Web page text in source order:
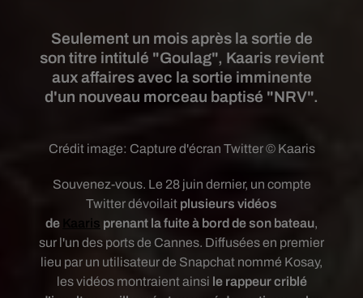
Seulement un mois après la sortie de
son titre intitulé "Goulag", Kaaris revient
aux affaires avec la sortie imminente
d'un nouveau morceau baptisé "NRV".
Crédit image: Capture d'écran Twitter © Kaaris
Souvenez-vous. Le 28 juin dernier, un compte
Twitter dévoilait plusieurs vidéos
de
Kaaris prenant la fuite à bord de son bateau,
sur l'un des ports de Cannes. Diffusées en premier
lieu par un utilisateur de Snapchat nommé Kosay,
les vidéos montraient ainsi le rappeur criblé